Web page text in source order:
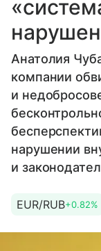
Анатолия
компании
и
нарушении
и
EUR/RUB+0.82%